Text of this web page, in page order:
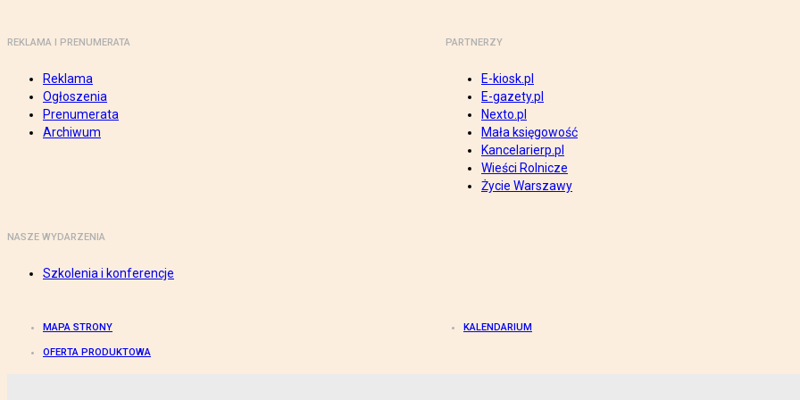
REKLAMA I PRENUMERATA
Reklama
Ogłoszenia
Prenumerata
Archiwum
PARTNERZY
E-kiosk.pl
E-gazety.pl
Nexto.pl
Mała księgowość
Kancelarierp.pl
Wieści Rolnicze
Życie Warszawy
NASZE WYDARZENIA
Szkolenia i konferencje
MAPA STRONY KALENDARIUM
OFERTA PRODUKTOWA